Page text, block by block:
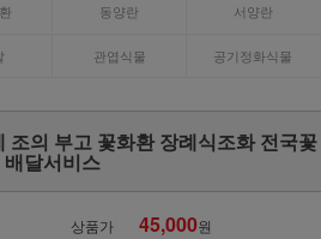
동양란 서양란
관엽식물 공기정화식물
조의 부고 꽃화환 장례식조화 전국꽃
배달서비스
상품가 45,000원